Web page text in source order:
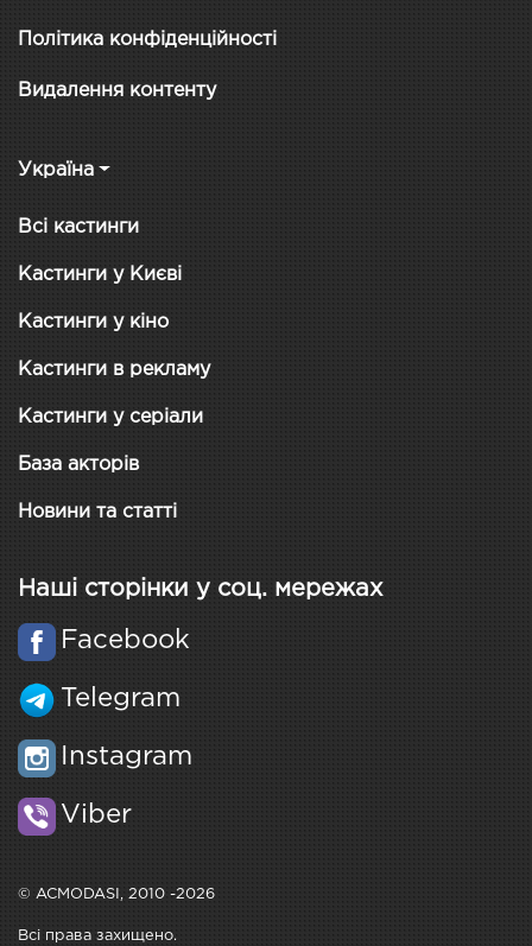
Політика конфіденційності
Видалення контенту
Україна
Всі кастинги
Кастинги у Києві
Кастинги у кіно
Кастинги в рекламу
Кастинги у серіали
База акторів
Новини та статті
Наші сторінки у соц. мережах
Facebook
Telegram
Instagram
Viber
© ACMODASI, 2010 -2026
Всі права захищено.